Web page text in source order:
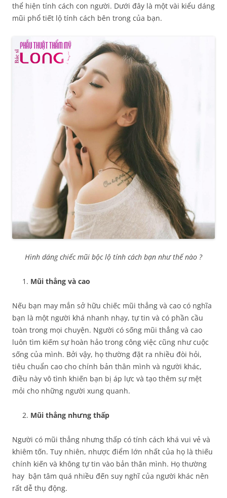
thể hiện tính cách con người. Dưới đây là một vài kiểu dáng
mũi phổ tiết lộ tính cách bên trong của bạn.
Hình dáng chiếc mũi bộc lộ tính cách bạn như thế nào ?
Mũi thẳng và cao
Nếu bạn may mắn sở hữu chiếc mũi thẳng và cao có nghĩa
bạn là một người khá nhanh nhạy, tự tin và có phần cầu
toàn trong mọi chuyện. Người có sống mũi thẳng và cao
luôn tìm kiếm sự hoàn hảo trong công việc cũng như cuộc
sống của mình. Bởi vậy, họ thường đặt ra nhiều đòi hỏi,
tiêu chuẩn cao cho chính bản thân mình và người khác,
điều này vô tình khiến bạn bị áp lực và tạo thêm sự mệt
mỏi cho những người xung quanh.
Mũi thẳng nhưng thấp
Người có mũi thẳng nhưng thấp có tính cách khá vui vẻ và
khiêm tốn. Tuy nhiên, nhược điểm lớn nhất của họ là thiếu
chính kiến và không tự tin vào bản thân mình. Họ thường
hay bận tâm quá nhiều đến suy nghĩ của người khác nên
rất dễ thụ động.